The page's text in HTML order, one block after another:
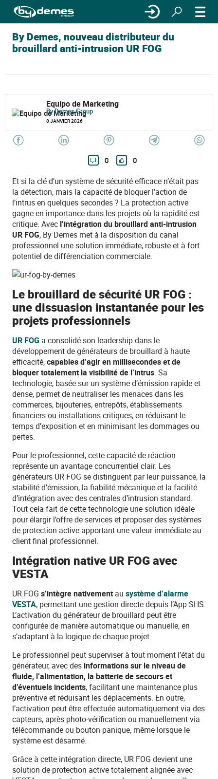
By Demes, nouveau distributeur du
brouillard anti-intrusion UR FOG
Equipo de Marketing
By Demes Group
8 JANVIER 2026
0 0
Et si la clé d’un système de sécurité efficace n’était pas
la détection, mais la capacité de bloquer l’action de
l’intrus en quelques secondes ? La protection active
gagne en importance dans les projets où la rapidité est
critique. Avec l’intégration du brouillard anti-intrusion
UR FOG, By Demes met à la disposition du canal
professionnel une solution immédiate, robuste et à fort
potentiel de différenciation commerciale.
Le brouillard de sécurité UR FOG :
une dissuasion instantanée pour les
projets professionnels
UR FOG a consolidé son leadership dans le
développement de générateurs de brouillard à haute
efficacité,capables d’agir en millisecondes et de
bloquer totalement la visibilité de l’intrus. Sa
technologie, basée sur un système d’émission rapide et
dense, permet de neutraliser les menaces dans les
commerces, bijouteries, entrepôts, établissements
financiers ou installations critiques, en réduisant le
temps d’exposition et en minimisant les dommages ou
pertes.
Pour le professionnel, cette capacité de réaction
représente un avantage concurrentiel clair. Les
générateurs UR FOG se distinguent par leur puissance, la
stabilité d’émission, la fiabilité mécanique et la facilité
d’intégration avec des centrales d’intrusion standard.
Tout cela fait de cette technologie une solution idéale
pour élargir l’offre de services et proposer des systèmes
de protection active apportant une valeur immédiate au
client final professionnel.
Intégration native UR FOG avec
VESTA
UR FOG s’intègre nativementau système d’alarme
VESTA, permettant une gestion directe depuis l’App SHS.
L’activation du générateur de brouillard peut être
configurée de manière automatique ou manuelle, en
s’adaptant à la logique de chaque projet.
Le professionnel peut superviser à tout moment l’état du
générateur, avec des informations sur le niveau de
fluide, l’alimentation, la batterie de secours et
d’éventuels incidents, facilitant une maintenance plus
préventive et réduisant les déplacements. En outre,
l’activation peut être effectuée automatiquement via des
capteurs, après photo-vérification ou manuellement via
télécommande ou bouton panique, même lorsque le
système est désarmé.
Grâce à cette intégration directe, UR FOG devient une
solution de protection active totalement alignée avec